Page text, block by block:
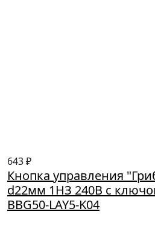
643 ₽
Кнопка управления
d22мм 1НЗ 240В с
BBG50-LAY5-K04